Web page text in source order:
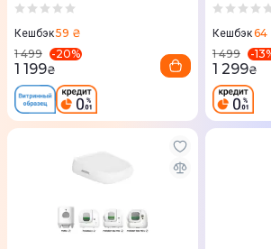
Кешбэк59 ₴
1 499
-20%
1 199₴
Кешбэк64
1 499
-13
1 299₴